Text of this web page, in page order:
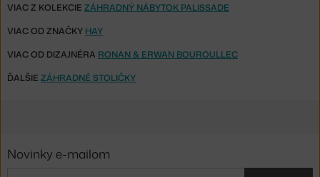
VIAC Z KOLEKCIE ZÁHRADNÝ NÁBYTOK PALISSADE
VIAC OD ZNAČKY HAY
VIAC OD DIZAJNÉRA RONAN & ERWAN BOUROULLEC
ĎALŠIE ZÁHRADNÉ STOLIČKY
Novinky e-mailom